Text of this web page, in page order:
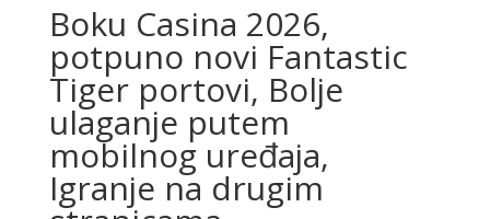
Boku Casina 2026,
potpuno novi Fantastic
Tiger portovi, Bolje
ulaganje putem
mobilnog uređaja,
Igranje na drugim